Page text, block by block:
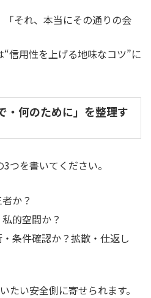
それ、本当にその通りの会
信用性を上げる地味なコツ”に
・何のために」を整理す
つを書いてください。
か？
的空間か？
条件確認か？拡散・仕返し
たい安全側に寄せられます。